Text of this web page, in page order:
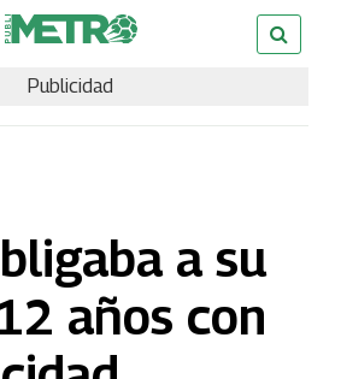
Publicidad
a su
años con